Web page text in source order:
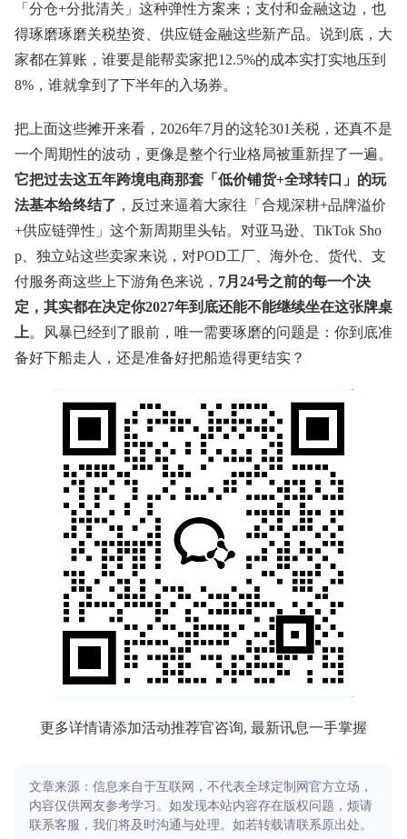
「分仓+分批清关」这种弹性方案来；支付和金融这边，也
得琢磨琢磨关税垫资、供应链金融这些新产品。说到底，大
家都在算账，谁要是能帮卖家把12.5%的成本实打实地压到
8%，谁就拿到了下半年的入场券。
把上面这些摊开来看，2026年7月的这轮301关税，还真不是
一个周期性的波动，更像是整个行业格局被重新捏了一遍。
它把过去这五年跨境电商那套「低价铺货+全球转口」的玩
法基本给终结了 ，反过来逼着大家往「合规深耕+品牌溢价
+供应链弹性」这个新周期里头钻。对亚马逊、TikTok Sho
p、独立站这些卖家来说，对POD工厂、海外仓、货代、支
付服务商这些上下游角色来说， 7月24号之前的每一个决
定，其实都在决定你2027年到底还能不能继续坐在这张牌桌
上。风暴已经到了眼前，唯一需要琢磨的问题是：你到底准
备好下船走人，还是准备好把船造得更结实？
更多详情请添加活动推荐官咨询, 最新讯息一手掌握
文章来源：信息来自于互联网，不代表全球定制网官方立场，
内容仅供网友参考学习。如发现本站内容存在版权问题，烦请
联系客服，我们将及时沟通与处理。如若转载请联系原出处。